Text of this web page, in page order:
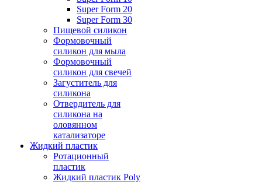
Super Form 20
Super Form 30
Пищевой силикон
Формовочный
силикон для мыла
Формовочный
силикон для свечей
Загуститель для
силикона
Отвердитель для
силикона на
оловянном
катализаторе
Жидкий пластик
Ротационный
пластик
Жидкий пластик Poly